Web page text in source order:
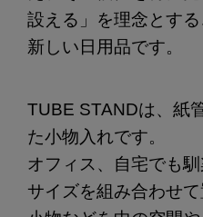
設える」を理念とす
新しい日用品です。
TUBE STANDは、紙
た小物入れです。
オフィス、自宅でも
サイズを組み合わせて